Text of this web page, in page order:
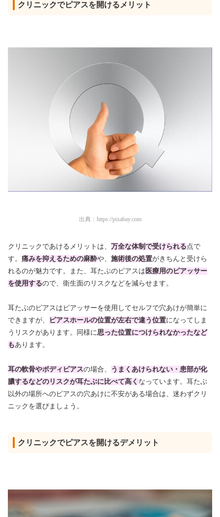
クリニックでピアスを開けるメリット
出典： https://pixabay.com
クリニックであけるメリットは、 万全な体制で受けられる点で
す。 痛みを抑えるための麻酔や、 施術後の処置がきちんと受けら
れるのが魅力です。また、耳たぶのピアスは 医療用のピアッサー
を使用するので、衛生面のリスクなどを減らせます。
耳たぶのピアスはピアッサーを使用してセルフで穴あけが簡単に
できますが、
ピアスホールの位置が左右で違う位置になってしま
うリスクがあります。同様に思った位置につけられなかったなど
もあります。
耳の軟骨やボディピアスの場合、
うまくあけられない・患部が化
膿するなどのリスクが耳たぶに比べて高く なっています。耳たぶ
以外の場所へのピアスの穴あけに不安がある場合は、迷わずクリ
ニックを選びましょう。
クリニックでピアスを開けるデメリット